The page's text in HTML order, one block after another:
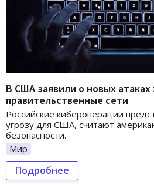
В США заявили о новых
правительственные сети
Российские кибероперации
угрозу для США, считают
безопасности.
Мир
Подробнее